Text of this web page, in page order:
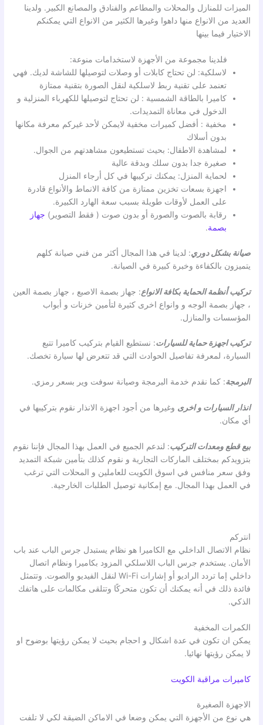
الميزات للمنازل والمحلات والمطاعم والفنادق والمصانع الكبير. ولدينا
العديد من الانواع منها داهوا وغيرها الكثير من الانواع التي يمكنكم
الاختيار فيما بينها
فلدينا مجموعة من الأجهزة لاستخدامات منوعة:
لاسلكية: لن تحتاج كابلات أو وصلات لتوصيلها للشاشة لديك. فهي
تعنمد على تقنية ربط لاسلكية لنقل الصورة بتقنية ممتازة
كاميرا بالطاقة الشمسية : لن تحتاج لتوصيلها للكهرباء المنزلية و
الدخول في معاناة التمديدات.
مخفية : أفضل كميرات مخفية لايمكن لأحد غيركم معرفة مكانها
بدون أسلاك
لمشاهدة الاطفال: بحيث تستطيعون مشاهدتهم من الجوال.
صغيرة جدا بدون سلك وبدقة عالية
لحماية المنزل: يمكنك تركيبها في كل أرجاء المنزل
اجهزة بسعات تخزين ممتازة من كافة الانماط والأنواع قادرة
على العمل لأوقات طويلة بسبب سعة الهارد الكبيرة.
رقابة بالصوت والصورة أو بدون صوت ( فقط التصوير) جهاز
بصمة.
صيانة بشكل دوري: لدينا في هذا المجال أكثر من فني صيانة كلهم
يتميزون بالكفاءة وخبرة كبيرة في الصيانة.
تركيب أنظمة الحماية بكافة الانواع: جهاز بصمة الاصبع ، جهاز بصمة العين
، جهاز بصمة الوجه و وانواع اخرى كثيرة لتأمين خزنات و أبواب
المؤسسات والمنازل.
تركيب اجهزة حماية للسيارات: نستطيع القيام بتركيب كاميرا تتبع
السيارة، لمعرفة تفاصيل الحوادث التي قد تتعرض لها سيارة تخصك.
البرمجة: كما نقدم خدمة البرمجة وصيانة سوفت وير بسعر رمزي.
انذار السيارات و اخرى وغيرها من أجود اجهزة الانذار نقوم بتركيبها في
أي مكان.
بيع قطع ومعدات التركيب: لندعم الجميع في العمل بهذا المجال فإننا نقوم
بتزويدكم بمختلف الماركات التجارية و نقوم كذلك بتأمين شبكة التمديد
وفق سعر منافس في اسوق الكويت للعاملين و المحلات التي ترغب
في العمل بهذا المجال. مع إمكانية توصيل الطلبات الخارجية.
انتركم
نظام الاتصال الداخلي مع الكاميرا هو نظام يستبدل جرس الباب عند باب
الأمان. يستخدم جرس الباب اللاسلكي المزود بكاميرا ونظام اتصال
داخلي إما تردد الراديو أو إشارات Wi-Fi لنقل الفيديو والصوت. وتتمثل
فائدة ذلك في أنه يمكنك أن تكون متحركًا وتتلقى مكالمات على هاتفك
الذكي.
الكمرات المخفية
يمكن ان تكون في عدة اشكال و احجام بحيث لا يمكن رؤيتها بوضوح او
لا يمكن رؤيتها نهائيا.
كاميرات مراقبة الكويت
الاجهزة الصغيرة
هي نوع من الأجهزة التي يمكن وضعا في الاماكن الضيقة لكي لا تلفت